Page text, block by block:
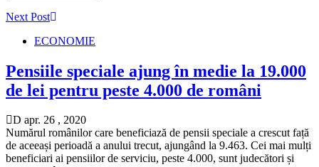
Next Post
ECONOMIE
Pensiile speciale ajung în medie la 19.000
de lei pentru peste 4.000 de români
D apr. 26 , 2020
Numărul românilor care beneficiază de pensii speciale a crescut față
de aceeași perioadă a anului trecut, ajungând la 9.463. Cei mai mulți
beneficiari ai pensiilor de serviciu, peste 4.000, sunt judecători și